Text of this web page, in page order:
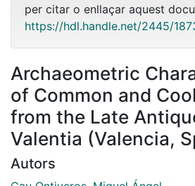
per citar o enllaçar aquest
https://hdl.handle.net/2445/
Archaeometric
of Common and
from the Late
Valentia (Valencia,
Autors